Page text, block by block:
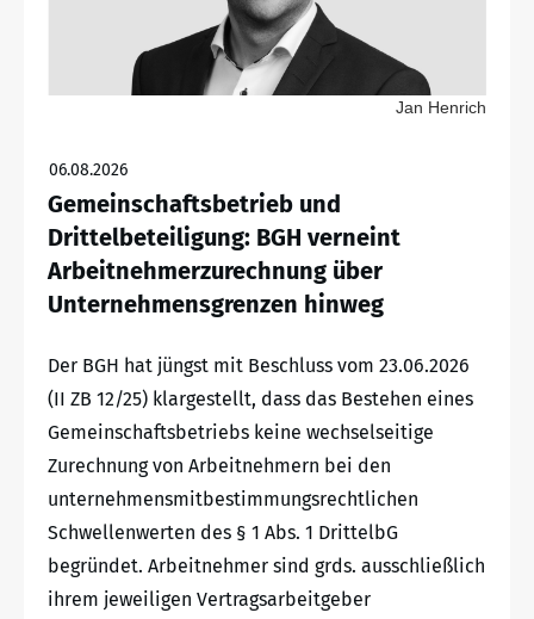
Jan Henrich
06.08.2026
Gemeinschaftsbetrieb und
Drittelbeteiligung: BGH verneint
Arbeitnehmerzurechnung über
Unternehmensgrenzen hinweg
Der BGH hat jüngst mit Beschluss vom 23.06.2026
(II ZB 12/25) klargestellt, dass das Bestehen eines
Gemeinschaftsbetriebs keine wechselseitige
Zurechnung von Arbeitnehmern bei den
unternehmensmitbestimmungsrechtlichen
Schwellenwerten des § 1 Abs. 1 DrittelbG
begründet. Arbeitnehmer sind grds. ausschließlich
ihrem jeweiligen Vertragsarbeitgeber